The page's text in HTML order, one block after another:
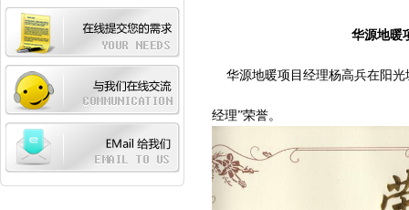
华源地暖
华源地暖项目经理杨高兵在阳光
经理”荣誉。